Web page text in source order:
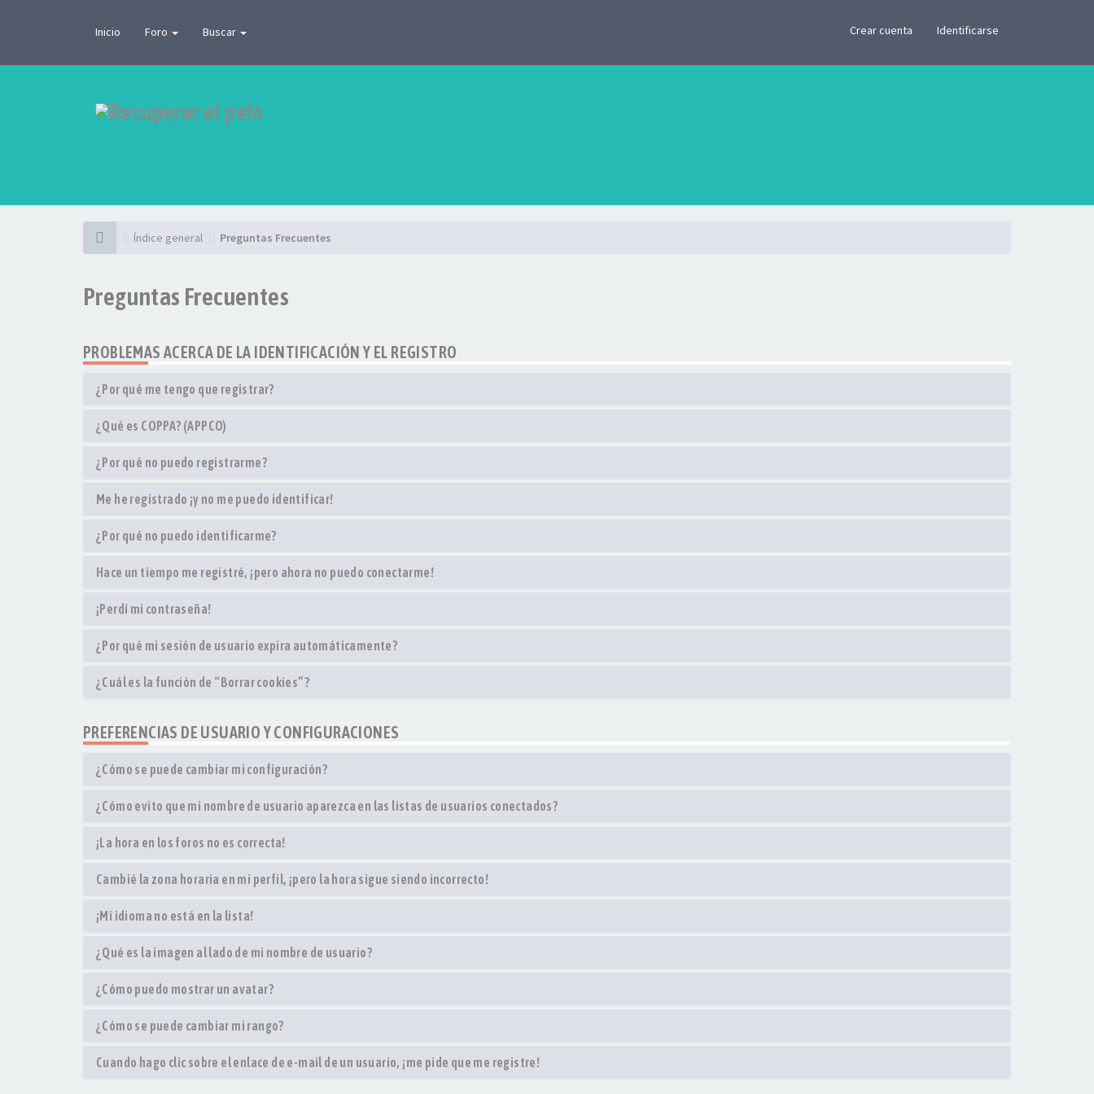
Inicio Foro Buscar Crear cuenta Identificarse
Índice general Preguntas Frecuentes
Preguntas Frecuentes
PROBLEMAS ACERCA DE LA IDENTIFICACIÓN Y EL REGISTRO
¿Por qué me tengo que registrar?
¿Qué es COPPA? (APPCO)
¿Por qué no puedo registrarme?
Me he registrado ¡y no me puedo identificar!
¿Por qué no puedo identificarme?
Hace un tiempo me registré, ¡pero ahora no puedo conectarme!
¡Perdí mi contraseña!
¿Por qué mi sesión de usuario expira automáticamente?
¿Cuál es la función de “Borrar cookies”?
PREFERENCIAS DE USUARIO Y CONFIGURACIONES
¿Cómo se puede cambiar mi configuración?
¿Cómo evito que mi nombre de usuario aparezca en las listas de usuarios conectados?
¡La hora en los foros no es correcta!
Cambié la zona horaria en mi perfil, ¡pero la hora sigue siendo incorrecto!
¡Mi idioma no está en la lista!
¿Qué es la imagen al lado de mi nombre de usuario?
¿Cómo puedo mostrar un avatar?
¿Cómo se puede cambiar mi rango?
Cuando hago clic sobre el enlace de e-mail de un usuario, ¡me pide que me registre!